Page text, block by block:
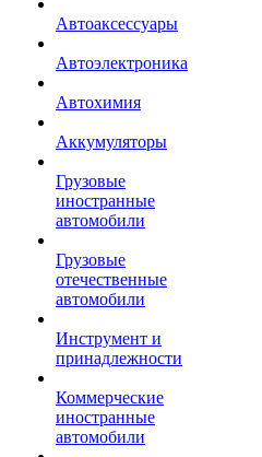
Автоаксессуары
Автоэлектроника
Автохимия
Аккумуляторы
Грузовые
иностранные
автомобили
Грузовые
отечественные
автомобили
Инструмент и
принадлежности
Коммерческие
иностранные
автомобили